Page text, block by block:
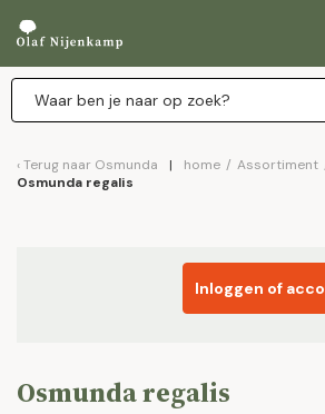
Terug naar Osmunda home / Assortiment
Osmunda regalis
Inloggen of
Osmunda regalis